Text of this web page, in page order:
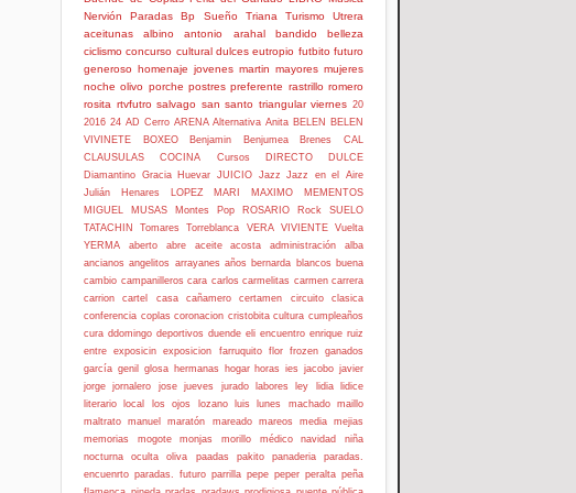
Nervión
Paradas Bp Sueño Triana Turismo
Utrera
aceitunas
albino antonio arahal bandido
belleza
ciclismo concurso cultural dulces eutropio futbito futuro
generoso homenaje jovenes martin mayores mujeres
noche olivo porche postres preferente rastrillo romero
rosita rtvfutro salvago san santo triangular viernes 20
2016 24 AD Cerro ARENA Alternativa Anita BELEN
BELEN
VIVINETE
BOXEO Benjamin Benjumea Brenes
CAL
CLAUSULAS
COCINA Cursos DIRECTO
DULCE
Diamantino Gracia Huevar JUICIO Jazz
Jazz en el Aire
Julián Henares
LOPEZ MARI MAXIMO
MEMENTOS
MIGUEL
MUSAS Montes Pop ROSARIO Rock
SUELO
TATACHIN
Tomares Torreblanca VERA VIVIENTE
Vuelta
YERMA
aberto abre aceite acosta administración
alba
ancianos angelitos arrayanes años bernarda blancos buena
cambio campanilleros cara carlos carmelitas carmen carrera
carrion
cartel casa cañamero certamen circuito
clasica
conferencia coplas coronacion cristobita cultura cumpleaños
cura ddomingo deportivos duende eli encuentro enrique ruiz
entre
exposicin exposicion farruquito flor frozen
ganados
garcía genil glosa hermanas hogar horas ies jacobo javier
jorge
jornalero jose jueves jurado labores ley lidia
lidice
literario
local los ojos lozano luis lunes machado
maillo
maltrato
manuel maratón mareado mareos media
mejias
memorias
mogote monjas morillo médico navidad
niña
nocturna
oculta oliva paadas pakito panaderia
paradas.
encuenrto paradas. futuro parrilla pepe peper peralta peña